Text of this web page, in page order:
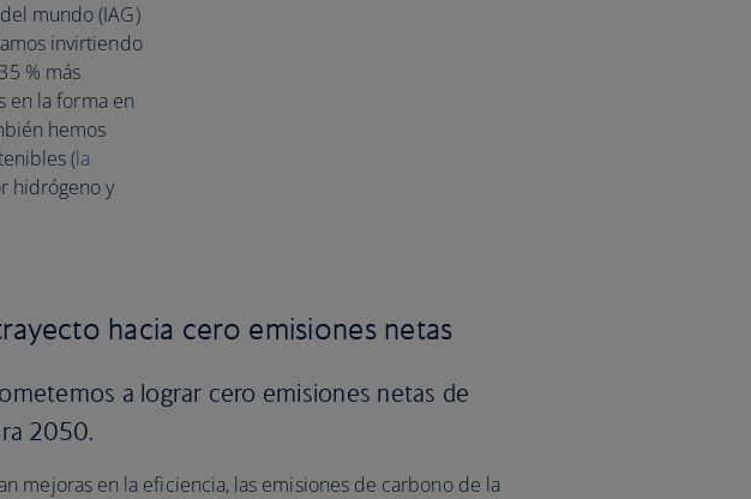
mundo (IAG)
invirtiendo
% más
en la forma en
hemos
(la
hidrógeno y
hacia cero emisiones netas
a lograr cero emisiones netas de
2050.
mejoras en la eficiencia, las emisiones de carbono de la